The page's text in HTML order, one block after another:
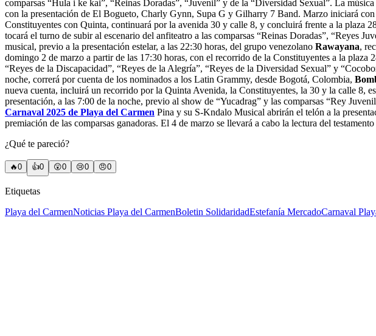
comparsas “Hula i ke kai”, “Reinas Doradas”, “Juvenil” y de la “Diversidad Sexual”. La
con la presentación de El Bogueto, Charly Gynn, Supa G y Gilharry 7 Band. Marzo iniciará
Constituyentes con Quinta, continuará por la avenida 30 y calle 8, y concluirá frente a la plaza
tocará el turno de subir al escenario del anfiteatro a las comparsas “Reinas Doradas”, “Reyes
musical, previo a la presentación estelar, a las 22:30 horas, del grupo venezolano Rawayana,
domingo 2 de marzo a partir de las 17:30 horas, con el recorrido de la Constituyentes a la
“Reyes de la Discapacidad”, “Reyes de la Alegría”, “Reyes de la Diversidad Sexual” y
noche, correrá por cuenta de los nominados a los Latin Grammy, desde Bogotá, Colombia,
nueva cuenta, incluirá un recorrido por la Quinta Avenida, la Constituyentes, la 30 y la calle 8,
presentación, a las 7:00 de la noche, previo al show de “Yucadrag” y las comparsas “Rey
Carnaval 2025 de Playa del Carmen Pina y su S-Kndalo Musical abrirán el telón a la
premiación de las comparsas ganadoras. El 4 de marzo se llevará a cabo la lectura del
¿Qué te pareció?
🔥0 👍0 😲0 😢0 😠0
Etiquetas
Playa del CarmenNoticias Playa del CarmenBoletin SolidaridadEstefanía MercadoCarnaval